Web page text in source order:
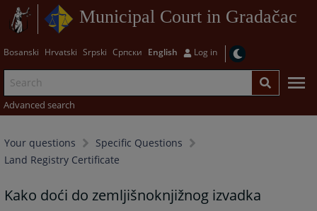
Municipal Court in Gradačac
Bosanski Hrvatski Srpski Српски English Log in
Advanced search
Your questions
Specific Questions
Land Registry Certificate
Kako doći do zemljišnoknjižnog izvadka